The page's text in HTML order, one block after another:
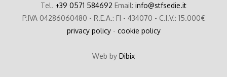
Tel. +39 0571 584692 Email: info@stfsedie.it
P.IVA 04286060480 - R.E.A.: FI - 434070 - C.I.V.: 15.000€
privacy policy- cookie policy
Web by Dibix